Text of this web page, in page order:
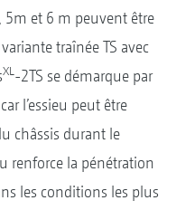
5m et 6 m peuvent être
traînée TS avec
XL-2TS se démarque par
l’essieu peut être
châssis durant le
renforce la pénétration
les conditions les plus